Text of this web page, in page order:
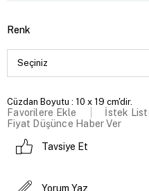
Renk
Cüzdan Boyutu : 10 x 19 cm'dir.
Favorilere Ekle
İstek
Fiyat Düşünce Haber Ver
Tavsiye Et
Yorum Yaz